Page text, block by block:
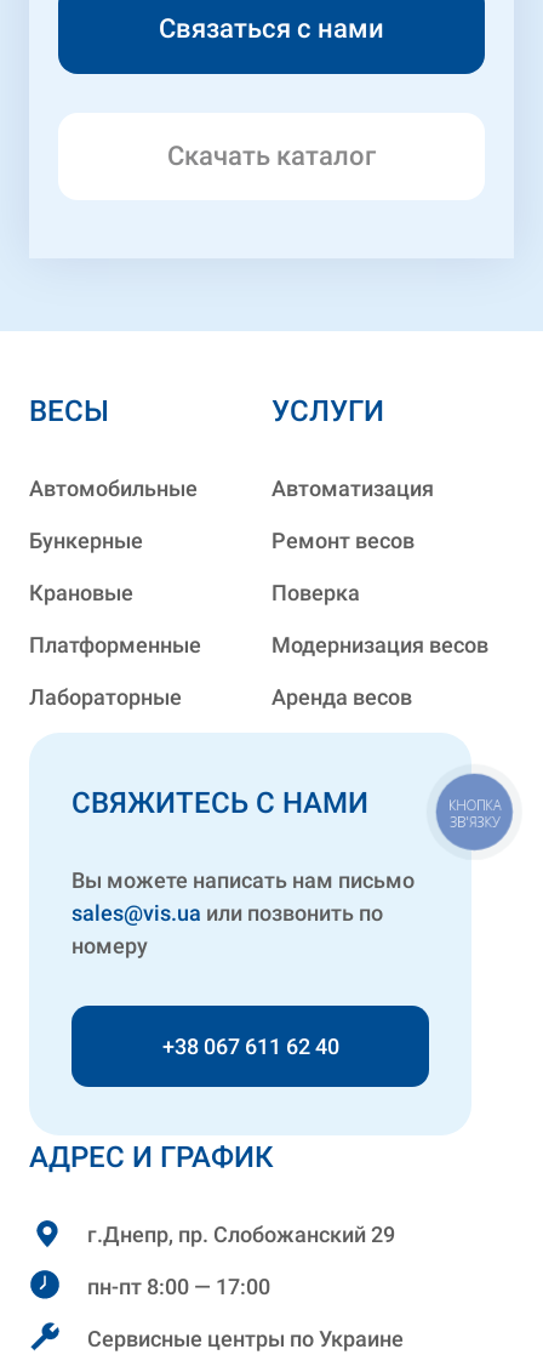
Скачать каталог
АДРЕС И ГРАФИК
г.Днепр, пр. Слобожанский 29
пн-пт 8:00 — 17:00
Сервисные центры по Украине
ВЕСЫ
Автомобильные
Бункерные
Крановые
Платформенные
Лабораторные
УСЛУГИ
Автоматизация
Ремонт весов
Поверка
Модернизация весов
Аренда весов
СВЯЖИТЕСЬ С НАМИ
Вы можете написать нам письмо
sales@vis.ua или позвонить по
номеру
+38 067 611 62 40
КНОПКА
ЗВ'ЯЗКУ